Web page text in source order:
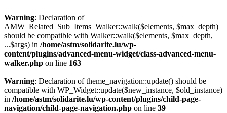
Warning: Declaration of
AMW_Related_Sub_Items_Walker::walk($elements, $max_depth)
should be compatible with Walker::walk($elements, $max_depth,
...$args) in /home/astm/solidarite.lu/wp-
content/plugins/advanced-menu-widget/class-advanced-menu-
walker.php on line 163
Warning: Declaration of theme_navigation::update() should be
compatible with WP_Widget::update($new_instance, $old_instance)
in /home/astm/solidarite.lu/wp-content/plugins/child-page-
navigation/child-page-navigation.php on line 39